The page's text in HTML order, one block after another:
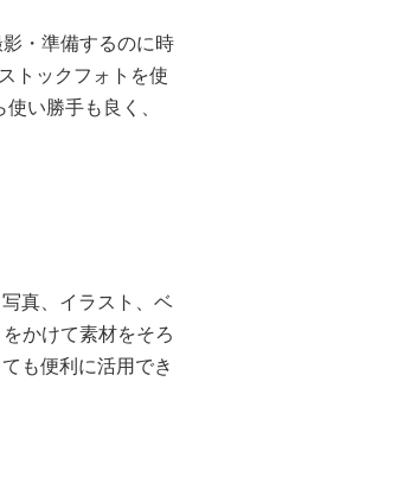
・準備するのに時
トックフォトを使
い勝手も良く、
真、イラスト、ベ
かけて素材をそろ
も便利に活用でき